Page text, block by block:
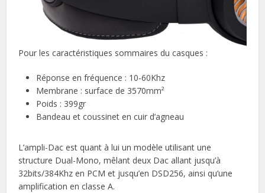
Pour les caractéristiques sommaires du casques :
Réponse en fréquence : 10-60Khz
Membrane : surface de 3570mm²
Poids : 399gr
Bandeau et coussinet en cuir d’agneau
L’ampli-Dac est quant à lui un modèle utilisant une
structure Dual-Mono, mêlant deux Dac allant jusqu’à
32bits/384Khz en PCM et jusqu’en DSD256, ainsi qu’une
amplification en classe A.